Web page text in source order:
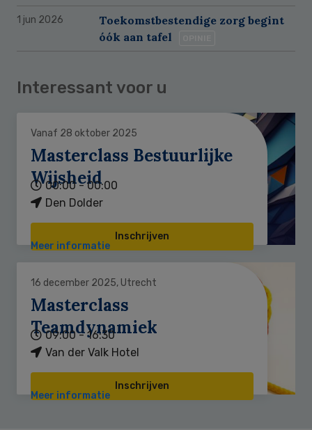
1 jun 2026
Toekomstbestendige zorg begint
óók aan tafel
Interessant voor u
Vanaf 28 oktober 2025
Masterclass Bestuurlijke
Wijsheid
00:00 - 00:00
Den Dolder
Inschrijven
Meer informatie
16 december 2025, Utrecht
Masterclass
Teamdynamiek
09:00 - 16:30
Van der Valk Hotel
Inschrijven
Meer informatie